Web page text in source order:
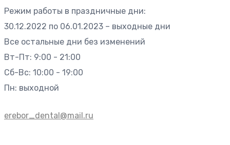
Режим работы в праздничные дни:
30.12.2022 по 06.01.2023 – выходные дни
Все остальные дни без изменений
Вт-Пт: 9:00 - 21:00
Сб-Вс: 10:00 - 19:00
Пн: выходной
erebor_dental@mail.ru